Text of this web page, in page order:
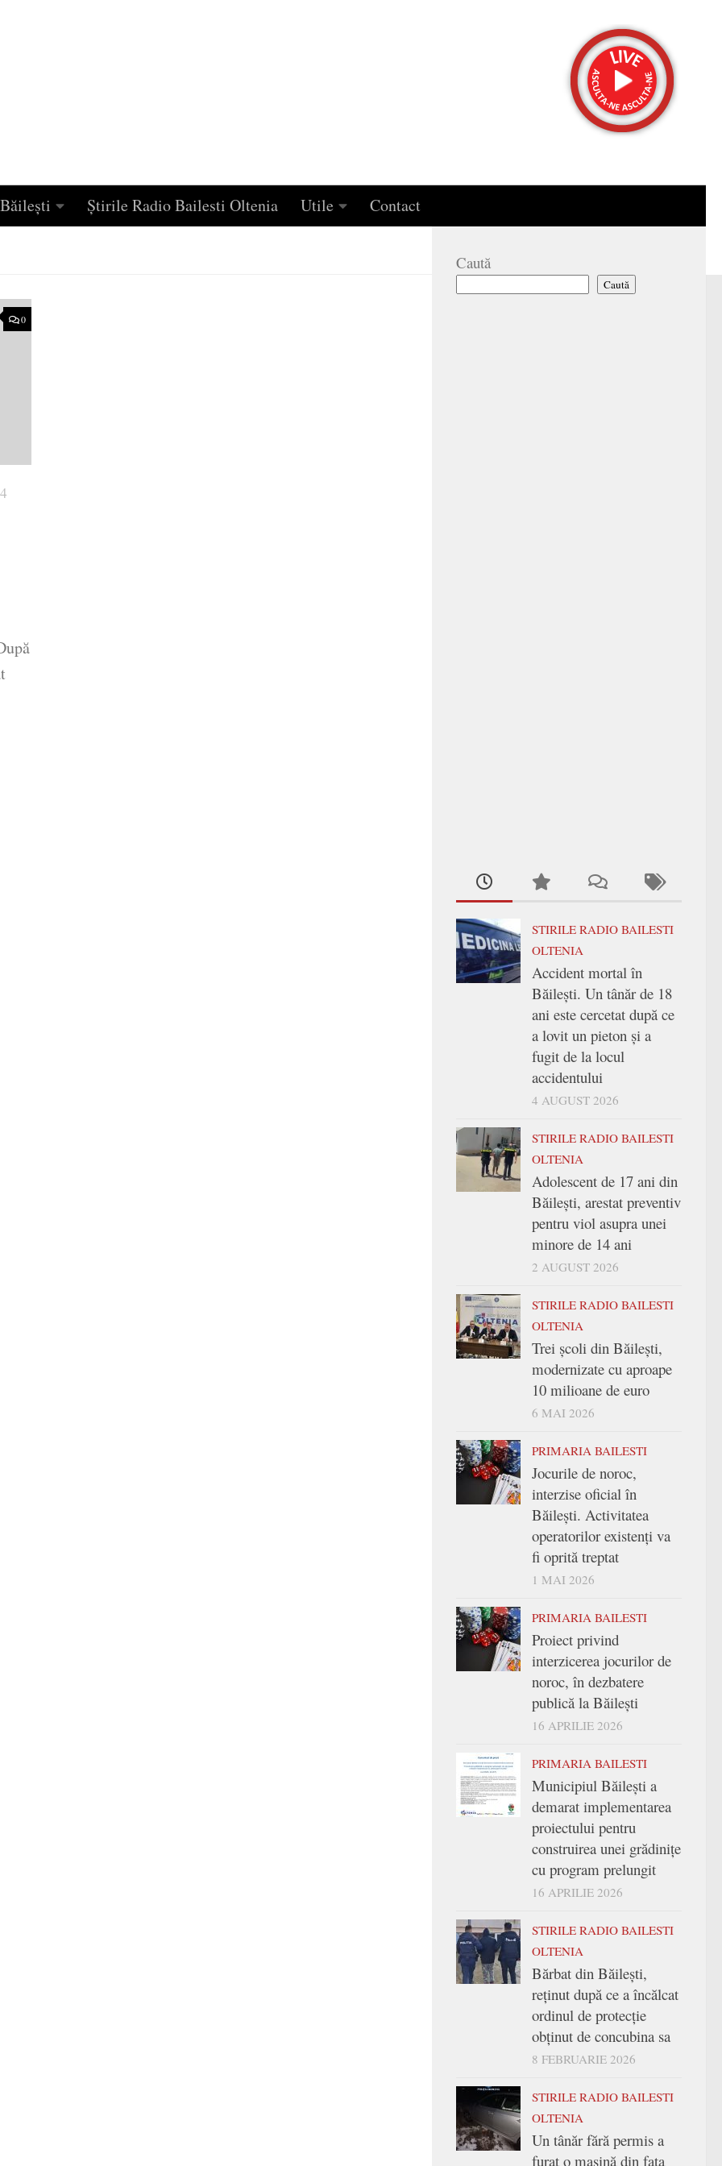
Știrile Radio Bailesti Oltenia Utile Contact
0
Caută
Caută
STIRILE RADIO BAILESTI
OLTENIA
Accident mortal în
Băilești. Un tânăr de 18
ani este cercetat după ce
a lovit un pieton și a
fugit de la locul
accidentului
4 AUGUST 2026
STIRILE RADIO BAILESTI
OLTENIA
Adolescent de 17 ani din
Băilești, arestat preventiv
pentru viol asupra unei
minore de 14 ani
2 AUGUST 2026
STIRILE RADIO BAILESTI
OLTENIA
Trei şcoli din Băileşti,
modernizate cu aproape
10 milioane de euro
6 MAI 2026
PRIMARIA BAILESTI
Jocurile de noroc,
interzise oficial în
Băilești. Activitatea
operatorilor existenți va
fi oprită treptat
1 MAI 2026
PRIMARIA BAILESTI
Proiect privind
interzicerea jocurilor de
noroc, în dezbatere
publică la Băilești
16 APRILIE 2026
PRIMARIA BAILESTI
Municipiul Băilești a
demarat implementarea
proiectului pentru
construirea unei grădinițe
cu program prelungit
16 APRILIE 2026
STIRILE RADIO BAILESTI
OLTENIA
Bărbat din Băilești,
reținut după ce a încălcat
ordinul de protecție
obținut de concubina sa
8 FEBRUARIE 2026
STIRILE RADIO BAILESTI
OLTENIA
Un tânăr fără permis a
furat o mașină din fața